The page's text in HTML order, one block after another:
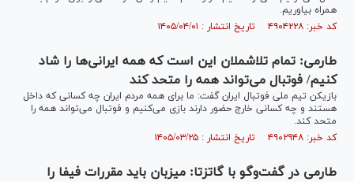
همراه بیاوریم.
کد خبر: ۴۹۰۴۲۲۸ تاریخ انتشار : ۱۴۰۵/۰۴/۰۱
طارمی: تمام تلاشملان این است که همه ایرانی‌ها را شاد
کنیم/ فوتبال می‌تواند همه را متحد کند
بازیکن تیم ملی فوتبال ایران گفت: ما برای همه مردم ایران چه کسانی که داخل
هستند و چه کسانی خارج حضور دارند بازی می‌کنیم و فوتبال می‌تواند همه را
متحد کند.
کد خبر: ۴۹۰۲۹۴۸ تاریخ انتشار : ۱۴۰۵/۰۳/۲۵
طارمی در گفت‌و‌گو با گاتزتا: میزبان باید مقررات فیفا را